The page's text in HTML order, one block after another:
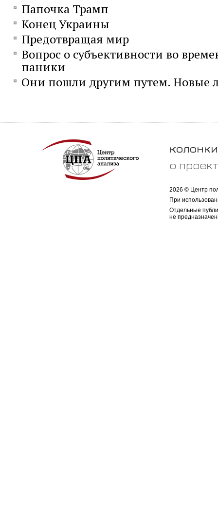
Папочка Трамп
Конец Украины
Предотвращая мир
Вопрос о субъективности во
паники
Они пошли другим путем. Новые
колонки
о
2026 © Центр
При
Отдельные
не